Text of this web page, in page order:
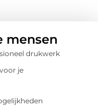
mensen
drukwerk
je